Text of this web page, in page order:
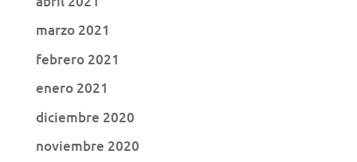
marzo 2021
febrero 2021
enero 2021
diciembre 2020
noviembre 2020